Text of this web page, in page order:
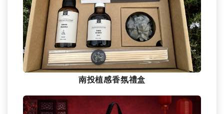
南投植感香氛禮盒